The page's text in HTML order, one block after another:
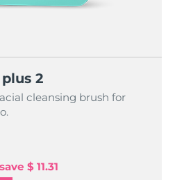
2
cleansing brush for
save $ 11.31
2
cleansing brush for
save $ 11.31